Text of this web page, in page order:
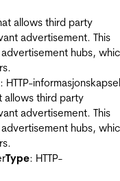
allows third party
advertisement. This
hubs,
: HTTP-informasjonskapsel
allows third party
advertisement. This
hubs,
Type: HTTP-